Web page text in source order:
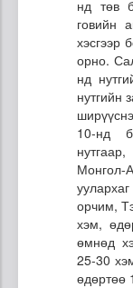
нд төв
говийн
хэсгээр
орно.
нд
нутгийн
10-нд
орчим,
хэм,
өмнөд
25-30
өдөртөө